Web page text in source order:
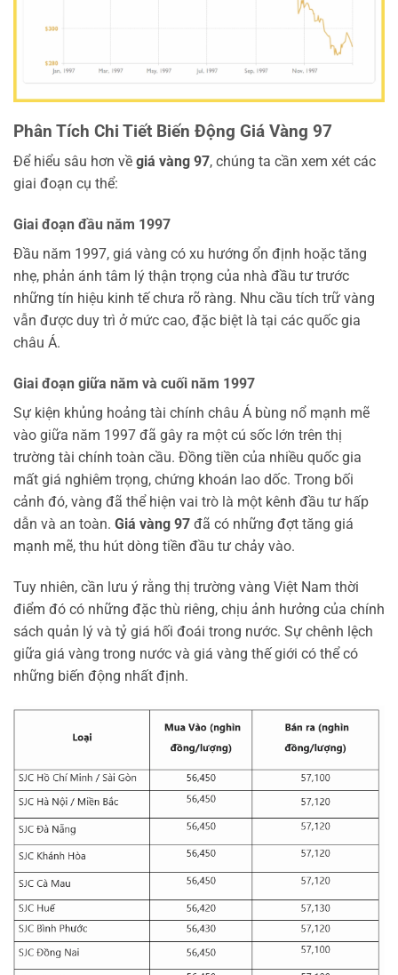
Phân Tích Chi Tiết Biến Động Giá Vàng 97
Để hiểu sâu hơn về giá vàng 97, chúng ta cần xem xét các
giai đoạn cụ thể:
Giai đoạn đầu năm 1997
Đầu năm 1997, giá vàng có xu hướng ổn định hoặc tăng
nhẹ, phản ánh tâm lý thận trọng của nhà đầu tư trước
những tín hiệu kinh tế chưa rõ ràng. Nhu cầu tích trữ vàng
vẫn được duy trì ở mức cao, đặc biệt là tại các quốc gia
châu Á.
Giai đoạn giữa năm và cuối năm 1997
Sự kiện khủng hoảng tài chính châu Á bùng nổ mạnh mẽ
vào giữa năm 1997 đã gây ra một cú sốc lớn trên thị
trường tài chính toàn cầu. Đồng tiền của nhiều quốc gia
mất giá nghiêm trọng, chứng khoán lao dốc. Trong bối
cảnh đó, vàng đã thể hiện vai trò là một kênh đầu tư hấp
dẫn và an toàn. Giá vàng 97 đã có những đợt tăng giá
mạnh mẽ, thu hút dòng tiền đầu tư chảy vào.
Tuy nhiên, cần lưu ý rằng thị trường vàng Việt Nam thời
điểm đó có những đặc thù riêng, chịu ảnh hưởng của chính
sách quản lý và tỷ giá hối đoái trong nước. Sự chênh lệch
giữa giá vàng trong nước và giá vàng thế giới có thể có
những biến động nhất định.